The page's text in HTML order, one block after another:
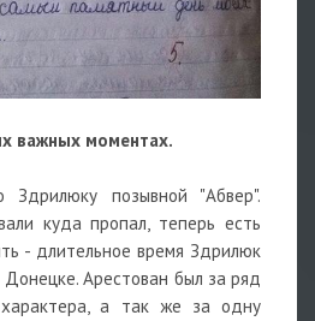
важных моментах.
позывной "Абвер".
куда пропал, теперь есть
- длительное время Здрилюк
Арестован был за ряд
характера, а так же за одну